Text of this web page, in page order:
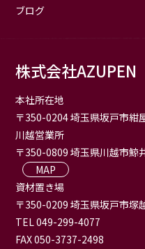
ブログ
株式会社AZUPEN
本社所在地
〒350-0204 埼玉県坂戸市紺
川越営業所
〒350-0809 埼玉県川越市鯨
MAP
資材置き場
〒350-0209 埼玉県坂戸市塚
TEL 049-299-4077
FAX 050-3737-2498